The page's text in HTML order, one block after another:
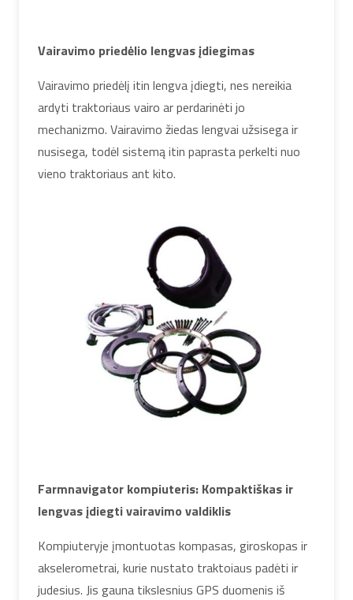
Vairavimo priedėlio lengvas įdiegimas
Vairavimo priedėlį itin lengva įdiegti, nes nereikia
ardyti traktoriaus vairo ar perdarinėti jo
mechanizmo. Vairavimo žiedas lengvai užsisega ir
nusisega, todėl sistemą itin paprasta perkelti nuo
vieno traktoriaus ant kito.
Farmnavigator kompiuteris: Kompaktiškas ir
lengvas įdiegti vairavimo valdiklis
Kompiuteryje įmontuotas kompasas, giroskopas ir
akselerometrai, kurie nustato traktoiaus padėti ir
judesius. Jis gauna tikslesnius GPS duomenis iš